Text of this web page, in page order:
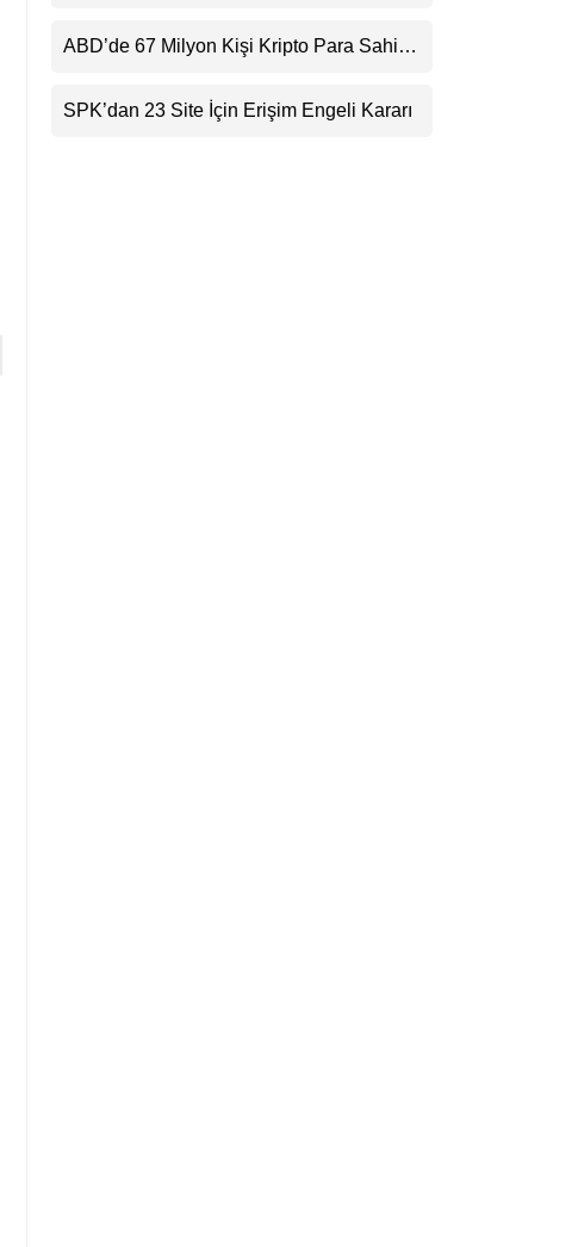
LinkedIn
Telegram
Beklentisini Bozabilir
ABD’de 67 Milyon Kişi Kripto Para Sahibi:
SPK’dan 23 Site İçin Erişim Engeli Kararı